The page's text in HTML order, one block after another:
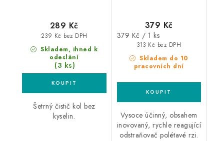
Skladem, ihned k
odeslání
(3 ks)
239 Kč bez DPH
289 Kč
Šetrný čistič kol bez
kyselin.
Skladem do 10
pracovních dní
313 Kč bez DPH
379 Kč
Měrná
379 Kč / 1 ks
Vysoce účinný, obsahem
inovovaný, rychle reagující
odstraňovač polétavé rzi.